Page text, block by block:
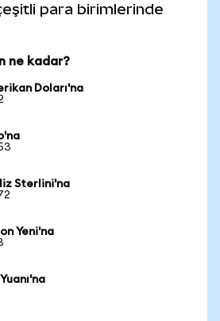
para birimlerinde
ne kadar?
Doları'na
Sterlini'na
Yeni'na